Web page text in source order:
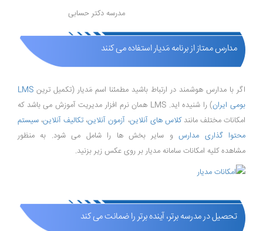
مدرسه دکتر حسابی
مدارس ممتاز از برنامه مَدیار استفاده می کنند
اگر با مدارس هوشمند در ارتباط باشید مطمئنا اسم مَدیار (تکمیل ترین LMS
بومی ایران
) را شنیده اید. LMS همان نرم افزار مدیریت آموزش می باشد که
امکانات مختلف مانندکلاس های آنلاین، آزمون آنلاین، تکالیف آنلاین، سیستم
محتوا گذاری مدارسو سایر بخش ها را شامل می شود. به منظور
مشاهده کلیه امکانات سامانه مدیار بر روی عکس زیر بزنید.
تحصیل در مدرسه برتر، آینده برتر را ضمانت می کند